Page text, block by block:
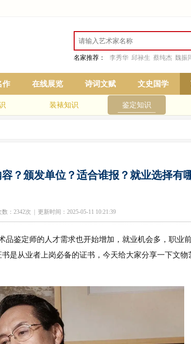
名家推荐： 李秀华 邱禄生 蔡纯杰 魏振
作 在线展览 诗词文赋 文史国学
装裱知识 鉴定知识
？颁发单位？适合谁报？就业选择有
：2342次 | 更新时间：2025-05-11 10:21:39
鉴定师的人才需求也开始增加，就业机会多，职业前
是从业者上岗必备的证书，今天给大家分享一下文物